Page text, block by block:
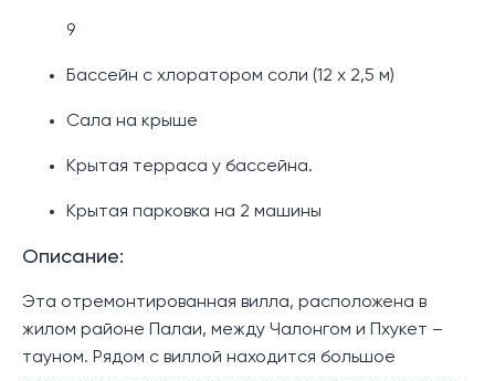
9
Бассейн с хлоратором соли (12 х 2,5 м)
Сала на крыше
Крытая терраса у бассейна.
Крытая парковка на 2 машины
Описание:
Эта отремонтированная вилла, расположена в
жилом районе Палаи, между Чалонгом и Пхукет –
тауном. Рядом с виллой находится большое